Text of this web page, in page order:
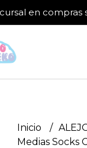
en compras
Inicio
Medias Socks